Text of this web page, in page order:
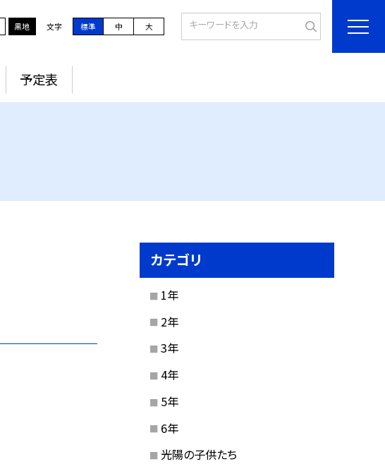
黒地 文字 標準 中 大
予定表
カテゴリ
1年
2年
3年
4年
5年
6年
光陽の子供たち